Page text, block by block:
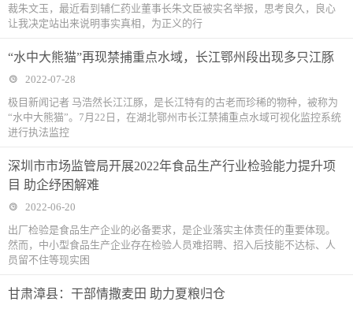
裁朱文玉，最近看到辅仁药业董事长朱文臣被实名举报，思考良久，良心
让我决定站出来说明事实真相，为正义的行
“水中大熊猫”再现禁捕重点水域，长江鄂州段出现多只江豚
2022-07-28
极目新闻记者 马浩然长江江豚，是长江特有的古老而珍稀的物种，被称为
“水中大熊猫”。7月22日，在湖北鄂州市长江禁捕重点水域可视化监控系统
进行执法监控
深圳市市场监管局开展2022年食品生产行业检验能力提升项
目 助企纾困解难
2022-06-20
出厂检验是食品生产企业的必备要求，是企业落实主体责任的重要体现。
然而，中小型食品生产企业存在检验人员难招聘、招入后技能不达标、人
员留不住等现实困
甘肃漳县：干部情撒麦田 助力夏粮归仓